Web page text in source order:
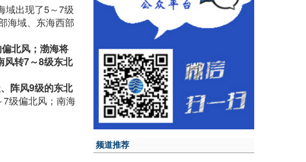
域出现了5～7级
海域、东海西部
北风；渤海将
风转7～8级东北
阵风9级的东北
级偏北风；南海
频道推荐